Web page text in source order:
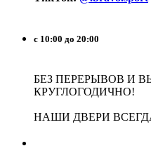
с 10:00 до 20:00
БЕЗ ПЕРЕРЫВОВ И
КРУГЛОГОДИЧНО!
НАШИ ДВЕРИ